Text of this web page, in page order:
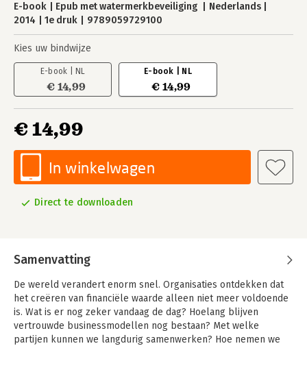
E-book Epub met watermerkbeveiliging
Nederlands
2014
1e druk 9789059729100
Kies uw bindwijze
E-book | NL
€ 14,99
E-book | NL
€ 14,99
€ 14,99
In winkelwagen
Direct te downloaden
Samenvatting
De wereld verandert enorm snel. Organisaties ontdekken dat
het creëren van financiële waarde alleen niet meer voldoende
is. Wat is er nog zeker vandaag de dag? Hoelang blijven
vertrouwde businessmodellen nog bestaan? Met welke
partijen kunnen we langdurig samenwerken? Hoe nemen we